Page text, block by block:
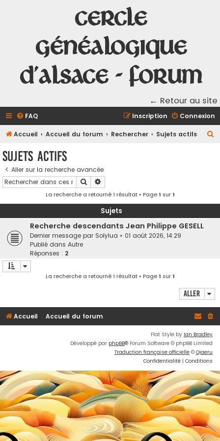
Cercle
Généalogique
d'Alsace - Forum
← Retour au site
FAQ Connexion
Inscription
Accueil Accueil du forum Rechercher Sujets actifs
Sujets actifs
Aller sur la recherche avancée
Rechercher
La recherche a retourné 1 résultat • Page1 sur1
Sujets
Recherche descendants Jean Philippe GESELL
Dernier message par Solylua « 01 août 2026, 14:29
Publié dans Autre
Réponses : 2
La recherche a retourné 1 résultat • Page1 sur1
Aller
Accueil Accueil du forum
Flat Style by Ian Bradley
Développé par phpBB® Forum Software © phpBB Limited
Traduction française officielle © Qiaeru
Confidentialité | Conditions